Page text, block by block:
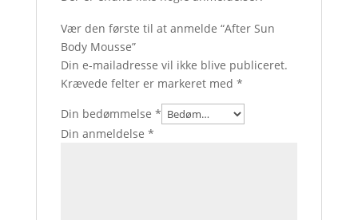
Vær den første til at anmelde “After Sun
Body Mousse”
Din e-mailadresse vil ikke blive publiceret.
Krævede felter er markeret med *
Din bedømmelse *
Din anmeldelse *